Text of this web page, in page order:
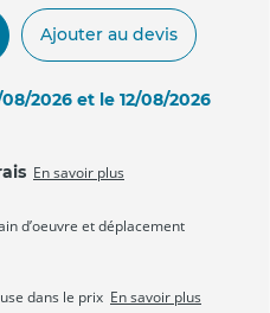
Ajouter au devis
2026 et le 12/08/2026
En savoir plus
d’oeuvre et déplacement
dans le prix En savoir plus